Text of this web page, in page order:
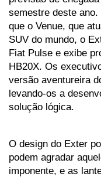
semestre deste
que o Venue, que
SUV do mundo, o
Fiat Pulse e exibe
HB20X. Os
versão aventureira
levando-os a
solução lógica.
O design do Exter
podem agradar
imponente, e as